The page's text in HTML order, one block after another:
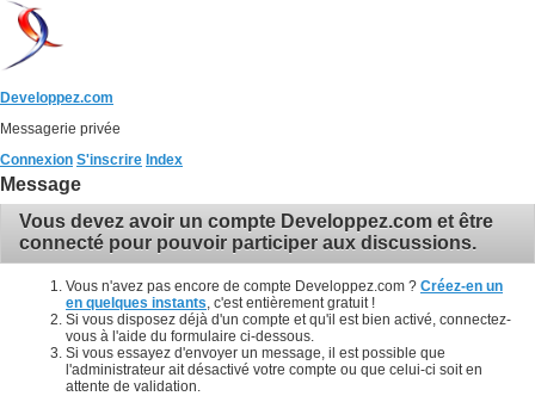
Developpez.com
Messagerie privée
Connexion S'inscrire Index
Message
Vous devez avoir un compte Developpez.com et être
connecté pour pouvoir participer aux discussions.
Vous n'avez pas encore de compte Developpez.com ? Créez-en un
en quelques instants , c'est entièrement gratuit !
Si vous disposez déjà d'un compte et qu'il est bien activé, connectez-
vous à l'aide du formulaire ci-dessous.
Si vous essayez d'envoyer un message, il est possible que
l'administrateur ait désactivé votre compte ou que celui-ci soit en
attente de validation.